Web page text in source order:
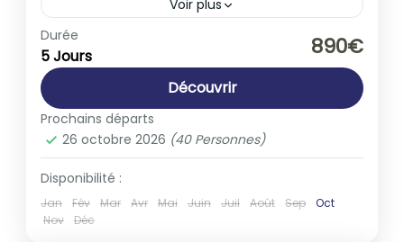
Voir plus
Europe
1-40 People
Durée
5 Jours 890€
Découvrir
Prochains départs
26 octobre 2026 (40 Personnes)
Disponibilité :
Jan Fév Mar Avr Mai Juin Juil Août Sep
Oct
Nov
Déc